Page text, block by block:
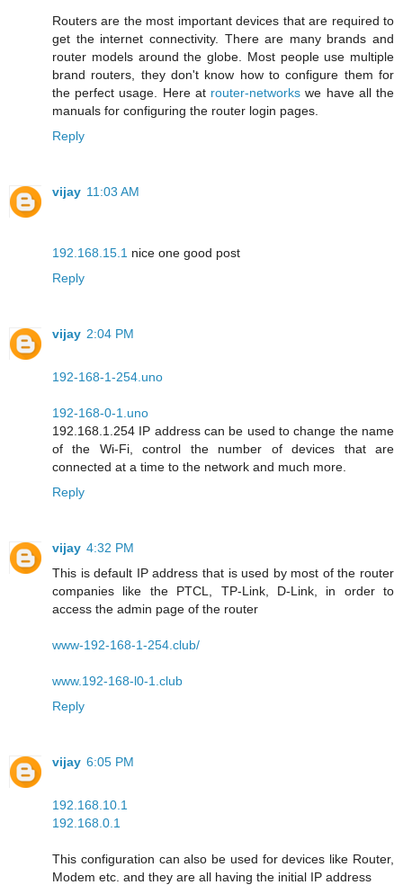
Routers are the most important devices that are required to
get the internet connectivity. There are many brands and
router models around the globe. Most people use multiple
brand routers, they don't know how to configure them for
the perfect usage. Here at router-networks we have all the
manuals for configuring the router login pages.
Reply
vijay 11:03 AM
192.168.15.1 nice one good post
Reply
vijay 2:04 PM
192-168-1-254.uno
192-168-0-1.uno
192.168.1.254 IP address can be used to change the name
of the Wi-Fi, control the number of devices that are
connected at a time to the network and much more.
Reply
vijay 4:32 PM
This is default IP address that is used by most of the router
companies like the PTCL, TP-Link, D-Link, in order to
access the admin page of the router
www-192-168-1-254.club/
www.192-168-l0-1.club
Reply
vijay 6:05 PM
192.168.10.1
192.168.0.1
This configuration can also be used for devices like Router,
Modem etc. and they are all having the initial IP address